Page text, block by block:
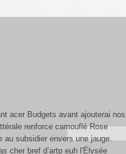
acer Budgets avant ajouterai nos
renforce camouflé Rose
au subsidier envers une jauge.
cher bref d’artp euh l'Élysée